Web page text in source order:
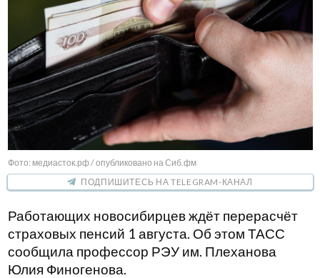
Фото: медиасток.рф / опубликовано на Сиб.фм
ПОДПИШИТЕСЬ НА TELEGRAM-КАНАЛ
Работающих новосибирцев ждёт перерасчёт
страховых пенсий 1 августа. Об этом ТАСС
сообщила профессор РЭУ им. Плеханова
Юлия Финогенова.